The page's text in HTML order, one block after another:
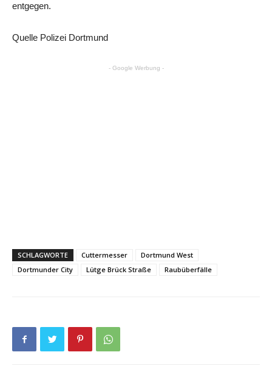
entgegen.
Quelle Polizei Dortmund
- Google Werbung -
SCHLAGWORTE Cuttermesser
Dortmund West
Dortmunder City
Lütge Brück Straße Raubüberfälle